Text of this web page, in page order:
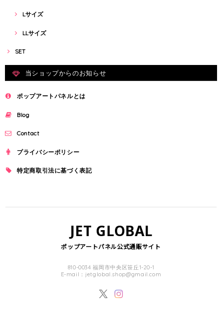
Lサイズ
LLサイズ
SET
当ショップからのお知らせ
ポップアートパネルとは
Blog
Contact
プライバシーポリシー
特定商取引法に基づく表記
JET GLOBAL
ポップアートパネル公式通販サイト
810-0034 福岡市中央区笹丘1-20-1
E-mail： jetglobal.shop@gmail.com